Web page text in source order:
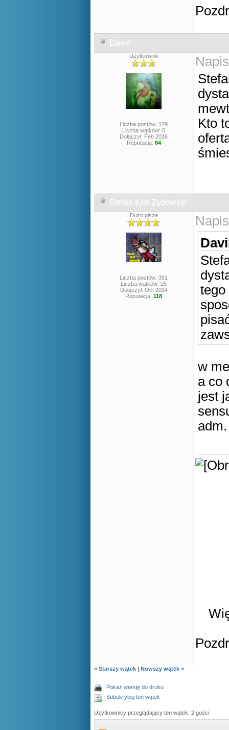
Davin
Użytkownik
Liczba postów: 129
Liczba wątków: 0
Dołączył: Feb 2016
Reputacja: 64
Kto
Stefan Krol Zydowski
Dużo pisze
Liczba postów: 351
Liczba wątków: 25
Dołączył: Oct 2014
Reputacja: 118
tego
w
a co
jest
« Starszy wątek | Nowszy wątek »
Pokaż wersję do druku
Subskrybuj ten wątek
Użytkownicy przeglądający ten wątek: 2 gości